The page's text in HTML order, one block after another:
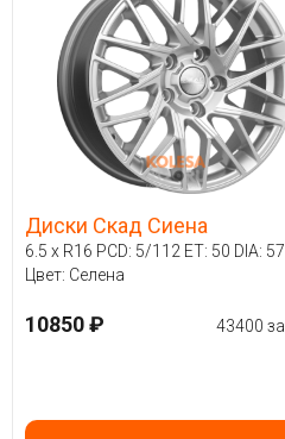
Диски Скад Сиена
6.5 x R16 PCD: 5/112 ET: 50 DIA:
Цвет: Селена
10850 ₽ 43400